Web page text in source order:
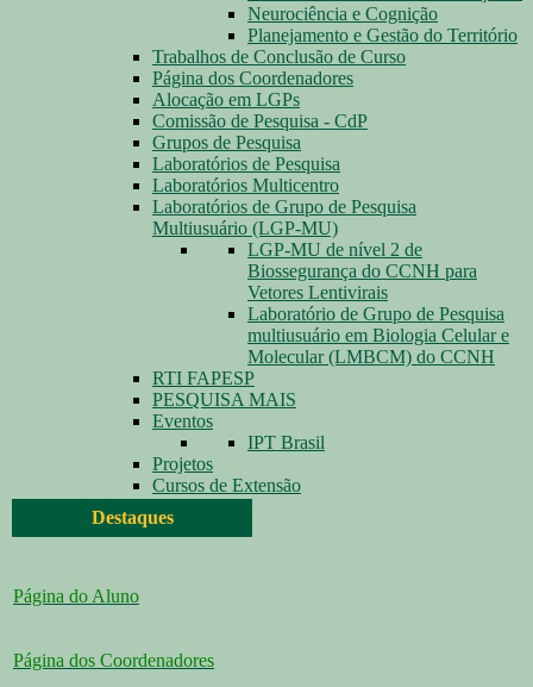
Neurociência e Cognição
Planejamento e Gestão do Território
Trabalhos de Conclusão de Curso
Página dos Coordenadores
Alocação em LGPs
Comissão de Pesquisa - CdP
Grupos de Pesquisa
Laboratórios de Pesquisa
Laboratórios Multicentro
Laboratórios de Grupo de Pesquisa
Multiusuário (LGP-MU)
LGP-MU de nível 2 de
Biossegurança do CCNH para
Vetores Lentivirais
Laboratório de Grupo de Pesquisa
multiusuário em Biologia Celular e
Molecular (LMBCM) do CCNH
RTI FAPESP
PESQUISA MAIS
Eventos
IPT Brasil
Projetos
Cursos de Extensão
Destaques
Página do Aluno
Página dos Coordenadores